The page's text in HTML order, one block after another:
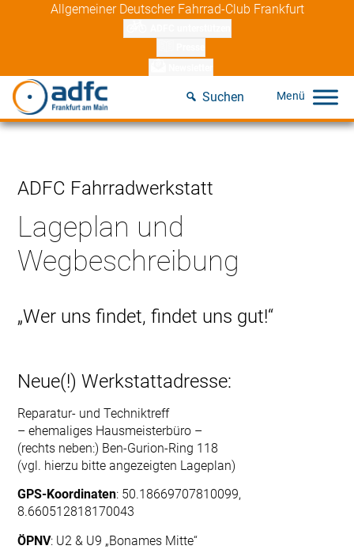
Allgemeiner Deutscher Fahrrad-Club Frankfurt
Suchen
ADFC Fahrradwerkstatt
Lageplan und
Wegbeschreibung
„Wer uns findet, findet uns gut!“
Neue(!) Werkstattadresse:
Reparatur- und Techniktreff
– ehemaliges Hausmeisterbüro –
(rechts neben:) Ben-Gurion-Ring 118
(vgl. hierzu bitte angezeigten Lageplan)
GPS-Koordinaten: 50.18669707810099,
8.660512818170043
ÖPNV: U2 & U9 „Bonames Mitte“